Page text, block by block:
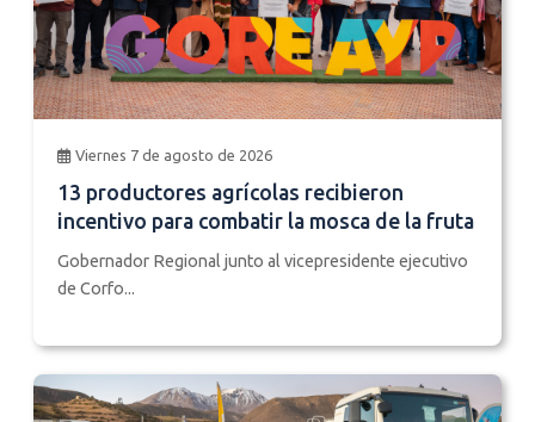
Viernes 7 de agosto de 2026
13 productores agrícolas recibieron
incentivo para combatir la mosca de la fruta
Gobernador Regional junto al vicepresidente ejecutivo
de Corfo...